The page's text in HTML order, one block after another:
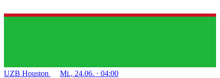
UZB Houston Mi., 24.06. · 04:00